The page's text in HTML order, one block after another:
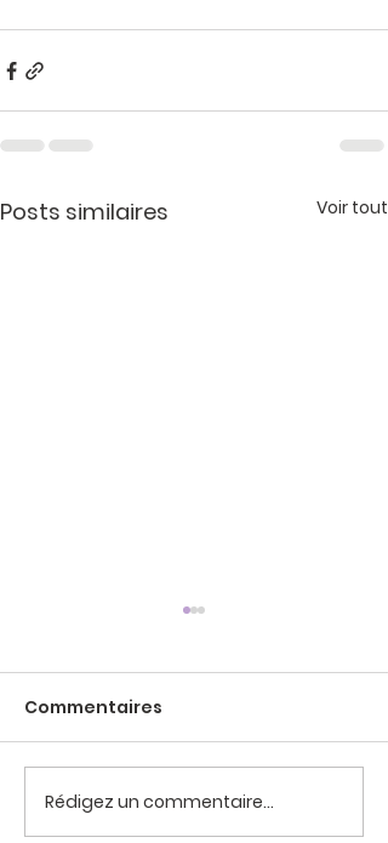
Posts similaires Voir tout
Parcours 5 essentiels
Commentaires
Rédigez un commentaire...